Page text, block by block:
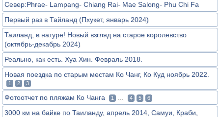
Север:Phrae- Lampang- Chiang Rai- Mae Salong- Phu Chi Fa
Первый раз в Тайланд (Пхукет, январь 2024)
Таиланд, в натуре! Новый взгляд на старое королевство
(октябрь-декабрь 2024)
Реально, как есть. Хуа Хин. Февраль 2018.
Новая поездка по старым местам Ко Чанг, Ко Куд ноябрь 2022.
1 2 3
Фотоотчет по пляжам Ко Чанга 1 4 5 6
3000 км на байке по Таиланду, апрель 2014, Самуи, Краби,